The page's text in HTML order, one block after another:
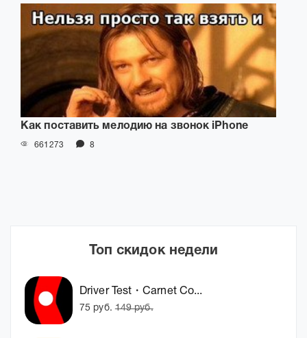
Как поставить мелодию на звонок iPhone
661273 8
Топ скидок недели
Driver Test・Carnet Co...
75 руб. 149 руб.